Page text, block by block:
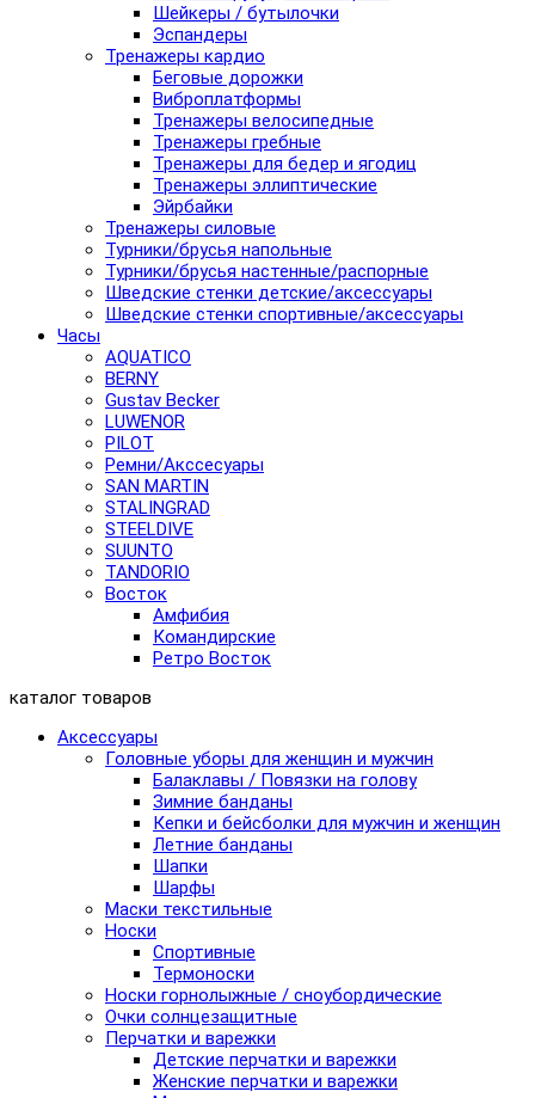
Шейкеры / бутылочки
Эспандеры
Тренажеры кардио
Беговые дорожки
Виброплатформы
Тренажеры велосипедные
Тренажеры гребные
Тренажеры для бедер и ягодиц
Тренажеры эллиптические
Эйрбайки
Тренажеры силовые
Турники/брусья напольные
Турники/брусья настенные/распорные
Шведские стенки детские/аксессуары
Шведские стенки спортивные/аксессуары
Часы
AQUATICO
BERNY
Gustav Becker
LUWENOR
PILOT
Pемни/Акссесуары
SAN MARTIN
STALINGRAD
STEELDIVE
SUUNTO
TANDORIO
Восток
Амфибия
Командирские
Ретро Восток
каталог товаров
Аксессуары
Головные уборы для женщин и мужчин
Балаклавы / Повязки на голову
Зимние банданы
Кепки и бейсболки для мужчин и женщин
Летние банданы
Шапки
Шарфы
Маски текстильные
Носки
Спортивные
Термоноски
Носки горнолыжные / сноубордические
Очки солнцезащитные
Перчатки и варежки
Детские перчатки и варежки
Женские перчатки и варежки